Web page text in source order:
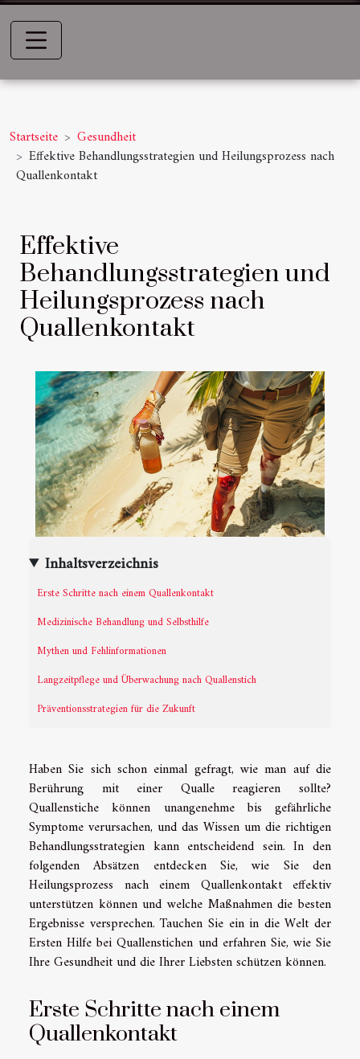
Startseite
Gesundheit
Effektive Behandlungsstrategien und Heilungsprozess nach
Quallenkontakt
Effektive
Behandlungsstrategien und
Heilungsprozess nach
Quallenkontakt
Inhaltsverzeichnis
Erste Schritte nach einem Quallenkontakt
Medizinische Behandlung und Selbsthilfe
Mythen und Fehlinformationen
Langzeitpflege und Überwachung nach Quallenstich
Präventionsstrategien für die Zukunft
Haben Sie sich schon einmal gefragt, wie man auf die
Berührung mit einer Qualle reagieren sollte?
Quallenstiche können unangenehme bis gefährliche
Symptome verursachen, und das Wissen um die richtigen
Behandlungsstrategien kann entscheidend sein. In den
folgenden Absätzen entdecken Sie, wie Sie den
Heilungsprozess nach einem Quallenkontakt effektiv
unterstützen können und welche Maßnahmen die besten
Ergebnisse versprechen. Tauchen Sie ein in die Welt der
Ersten Hilfe bei Quallenstichen und erfahren Sie, wie Sie
Ihre Gesundheit und die Ihrer Liebsten schützen können.
Erste Schritte nach einem
Quallenkontakt